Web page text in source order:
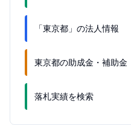
「東京都」の法人情報
東京都の助成金・補助金
落札実績を検索